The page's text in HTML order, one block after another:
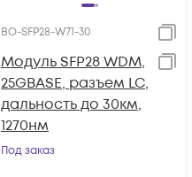
BO-SFP28-W71-30
Модуль SFP28 WDM,
25GBASE, разъем LC,
дальность до 30км,
1270нм
Под заказ